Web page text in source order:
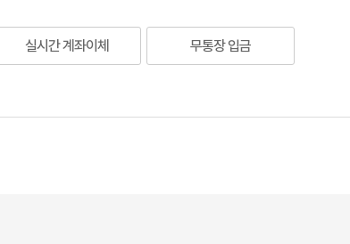
실시간 계좌이체 무통장 입금